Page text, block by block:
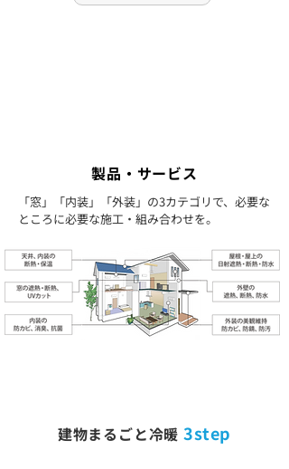
製品・サービス
「窓」「内装」「外装」の3カテゴリで、必要な
ところに必要な施工・組み合わせを。
建物まるごと冷暖 3step